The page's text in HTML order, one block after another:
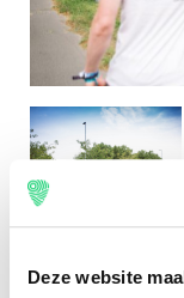
Deze website
Engels